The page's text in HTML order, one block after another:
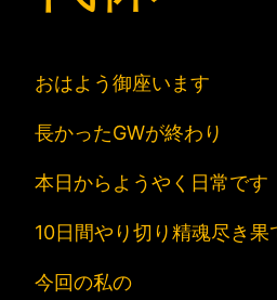
おはよう御座います
長かったGWが終わり
本日からようやく日常です
10日間やり切り精魂尽き果
今回の私の